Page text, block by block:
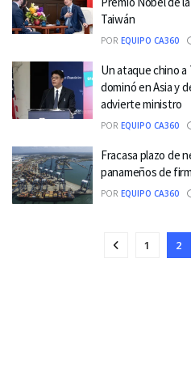
Taiwán
POR EQUIPO CA360
Un ataque chino
dominó en Asia y
advierte ministro
POR EQUIPO CA360
Fracasa plazo de
panameños de
POR EQUIPO CA360
1 2